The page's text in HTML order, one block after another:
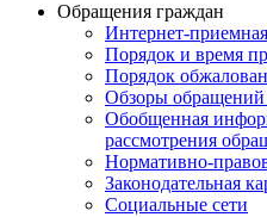
Обращения граждан
Интернет-приемная
Порядок и время
Порядок
Обзоры
Обобщенная
рассмотрения
Нормативно-
Законодательная
Социальные сети